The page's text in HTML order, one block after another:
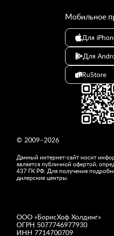
© 2009–2026
Данный интернет-сайт носит
является публичной офертой,
437 ГК РФ. Для получения
дилерские центры.
ООО «БорисХоф Холдинг»
ОГРН 5077746977930
ИНН 7714700709
Мобильное
Для
Для
RuStore